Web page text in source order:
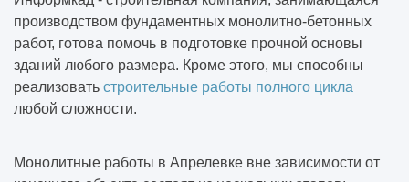
производством фундаментных монолитно-бетонных
работ, готова помочь в подготовке прочной основы
зданий любого размера. Кроме этого, мы способны
реализовать строительные работы полного цикла
любой сложности.
Монолитные работы в Апрелевке вне зависимости от